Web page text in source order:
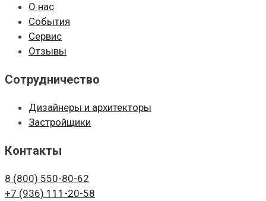
О нас
События
Сервис
Отзывы
Сотрудничество
Дизайнеры и архитекторы
Застройщики
Контакты
8 (800) 550-80-62
+7 (936) 111-20-58